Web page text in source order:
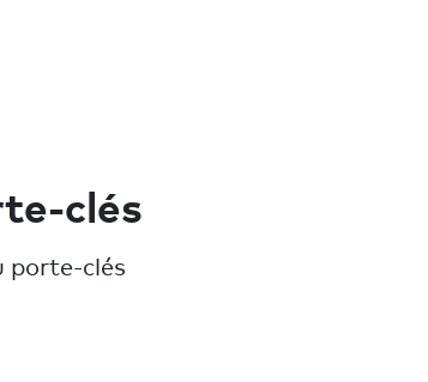
clés
porte-clés